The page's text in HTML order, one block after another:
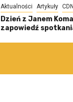
Aktualności Artykuły
Dzień z Janem
zapowiedź